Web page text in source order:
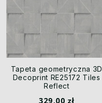
Tapeta geometryczna 3D
Decoprint RE25172 Tiles
Reflect
329,00 zł